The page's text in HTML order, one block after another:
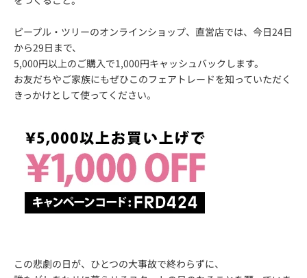
ピープル・ツリーのオンラインショップ、直営店では、今日24日
から29日まで、
5,000円以上のご購入で1,000円キャッシュバックします。
お友だちやご家族にもぜひこのフェアトレードを知っていただく
きっかけとして使ってください。
この悲劇の日が、ひとつの大事故で終わらずに、